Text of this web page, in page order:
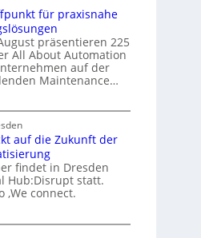
l
d
u
n
g
s
t
e
l
l
e
n
b
für praxisnahe
präsentieren 225
All About Automation
auf der
Maintenance…
auf die Zukunft der
findet in Dresden
Hub:Disrupt statt.
connect.